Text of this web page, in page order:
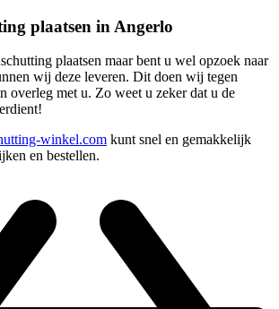
plaatsen in Angerlo
plaatsen maar bent u wel opzoek naar
wij deze leveren. Dit doen wij tegen
overleg met u. Zo weet u zeker dat u de
winkel.com kunt snel en gemakkelijk
en bestellen.